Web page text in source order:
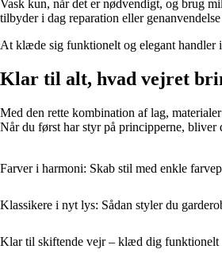
Vask kun, når det er nødvendigt, og brug
tilbyder i dag reparation eller
At klæde sig funktionelt og elegant handler
Klar til alt, hvad vejret
Med den rette kombination af lag,
Når du først har styr på principperne,
Farver i harmoni: Skab stil med enkle
Klassikere i nyt lys: Sådan styler du
Klar til skiftende vejr – klæd dig funktionelt